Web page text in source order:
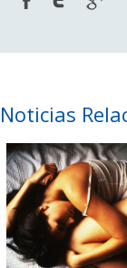
Noticias